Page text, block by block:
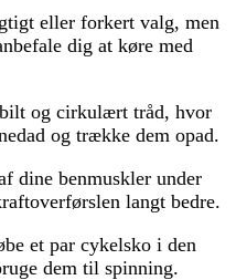
eller forkert valg, men
dig at køre med
og cirkulært tråd, hvor
og trække dem opad.
dine benmuskler under
langt bedre.
et par cykelsko i den
dem til spinning.